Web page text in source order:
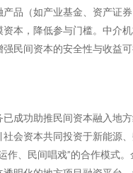
品（如产业基金、资产证券
本，降低参与门槛。中介
民间资本的安全性与收益
成功助推民间资本融入地
会资本共同投资于新能源
作、民间唱戏”的合作模式。